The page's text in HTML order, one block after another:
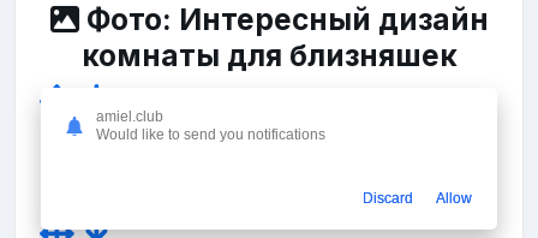
Фото: Интересный дизайн
комнаты для близняшек
26. Комната для близняшек
amiel.club
Would like to send you notifications
Discard Allow